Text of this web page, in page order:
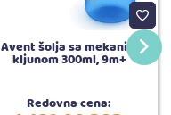
Avent šolja sa mekanim
kljunom 300ml, 9m+
Redovna cena: